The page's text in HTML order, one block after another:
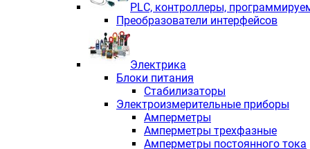
PLС, контроллеры,
Преобразователи интерфейсов
Электрика
Блоки питания
Стабилизаторы
Электроизмерительные приборы
Амперметры
Амперметры трехфазные
Амперметры постоянного тока